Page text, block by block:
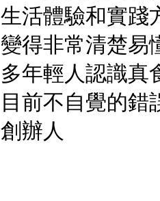
生活體驗和實踐
變得非常清楚易
多年輕人認識真
目前不自覺的
創辦人